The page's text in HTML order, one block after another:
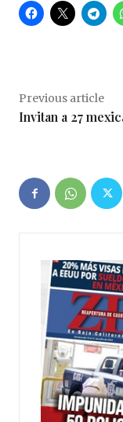
Previous article
Invitan a 27